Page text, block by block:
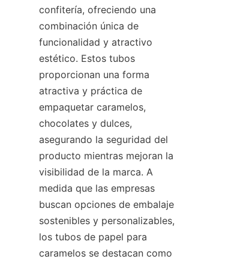
confitería, ofreciendo una
combinación única de
funcionalidad y atractivo
estético. Estos tubos
proporcionan una forma
atractiva y práctica de
empaquetar caramelos,
chocolates y dulces,
asegurando la seguridad del
producto mientras mejoran la
visibilidad de la marca. A
medida que las empresas
buscan opciones de embalaje
sostenibles y personalizables,
los tubos de papel para
caramelos se destacan como